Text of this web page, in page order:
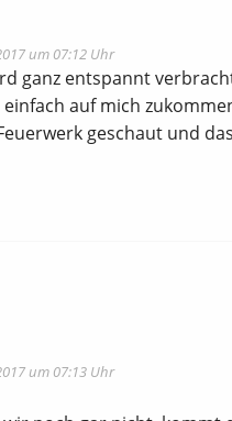
um 07:12 Uhr
ganz entspannt
einfach auf mich
geschaut und
um 07:13 Uhr